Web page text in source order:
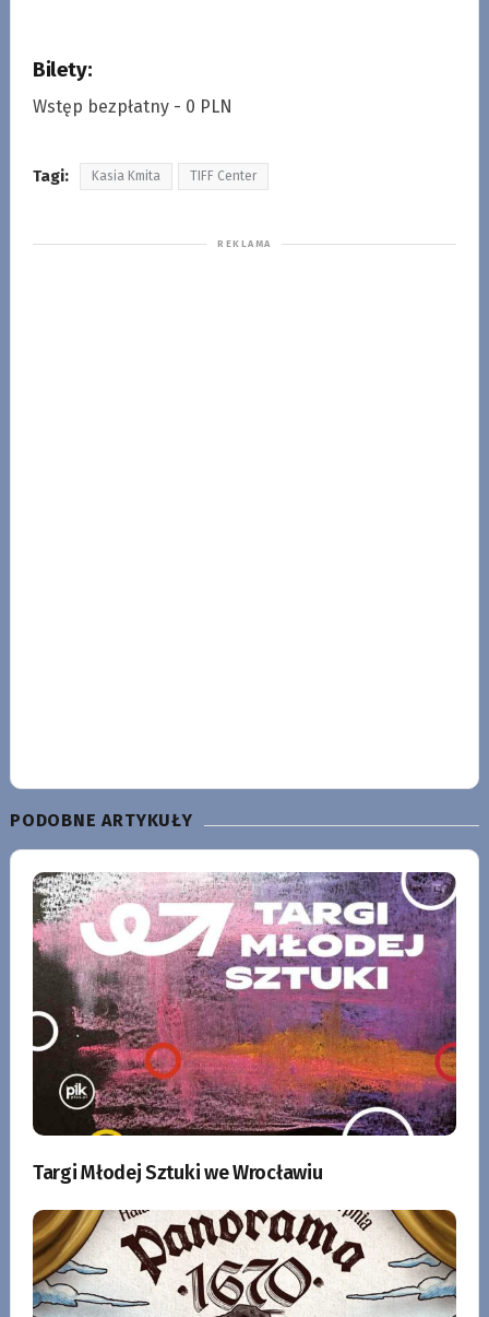
Bilety:
Wstęp bezpłatny - 0 PLN
Tagi: Kasia Kmita TIFF Center
PODOBNE ARTYKUŁY
Targi Młodej Sztuki we Wrocławiu